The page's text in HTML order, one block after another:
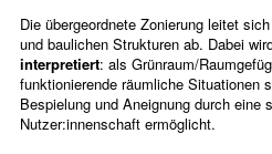
Die übergeordnete Zonierung leitet
und baulichen Strukturen ab. Dabei
interpretiert: als Grünraum/
funktionierende räumliche Situationen
Bespielung und Aneignung durch eine
Nutzer:innenschaft ermöglicht.